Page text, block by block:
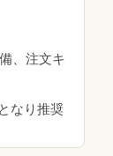
、注文キ
なり推奨